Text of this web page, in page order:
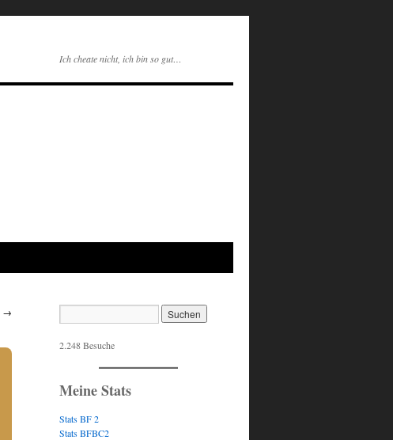
Ich cheate nicht, ich bin so gut…
→
2.248 Besuche
Meine Stats
Stats BF 2
Stats BFBC2